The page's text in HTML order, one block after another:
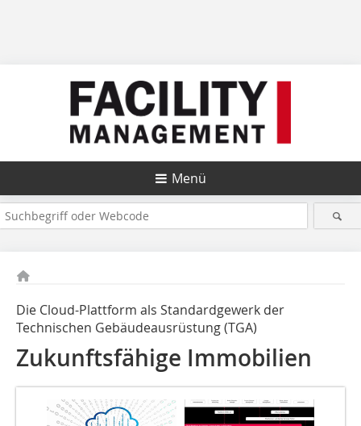
Menü
Die Cloud-Plattform als Standardgewerk der
Technischen Gebäudeausrüstung (TGA)
Zukunftsfähige Immobilien